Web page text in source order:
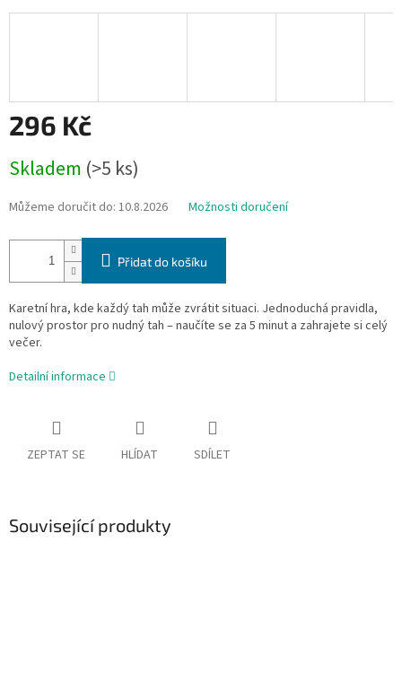
296 Kč
cena:
Skladem (>5 ks)
Můžeme doručit do: 10.8.2026 Možnosti doručení
Přidat do košíku
Karetní hra, kde každý tah může zvrátit situaci. Jednoduchá pravidla,
nulový prostor pro nudný tah – naučíte se za 5 minut a zahrajete si celý
večer.
Detailní informace
ZEPTAT SE HLÍDAT SDÍLET
Související produkty